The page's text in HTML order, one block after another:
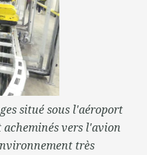
situé sous l'aéroport
acheminés vers l'avion
très